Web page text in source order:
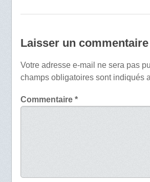
Laisser un commentaire
Votre adresse e-mail ne sera pas
champs obligatoires sont indiqués
Commentaire *